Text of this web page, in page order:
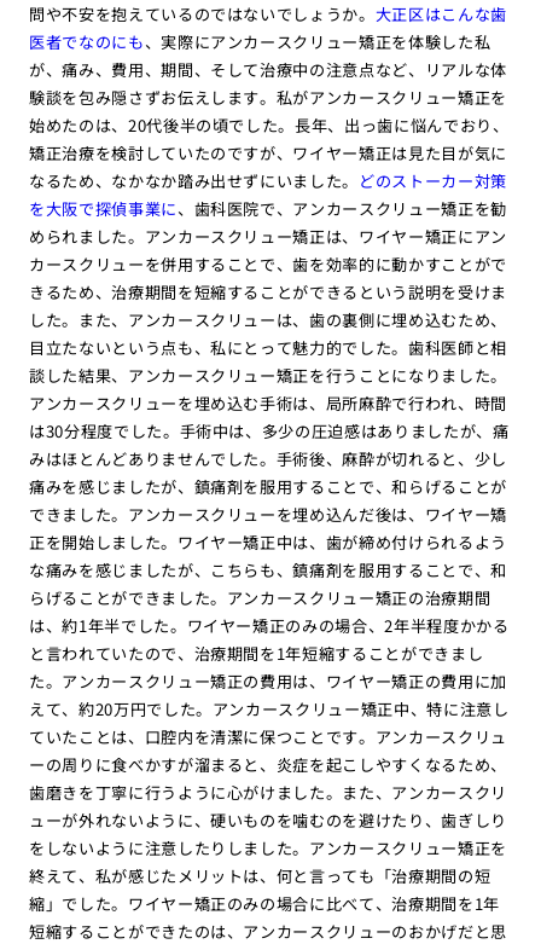
問や不安を抱えているのではないでしょうか。 大正区はこんな歯
医者でなのにも、実際にアンカースクリュー矯正を体験した私
が、痛み、費用、期間、そして治療中の注意点など、リアルな体
験談を包み隠さずお伝えします。私がアンカースクリュー矯正を
始めたのは、20代後半の頃でした。長年、出っ歯に悩んでおり、
矯正治療を検討していたのですが、ワイヤー矯正は見た目が気に
なるため、なかなか踏み出せずにいました。 どのストーカー対策
を大阪で探偵事業に、歯科医院で、アンカースクリュー矯正を勧
められました。アンカースクリュー矯正は、ワイヤー矯正にアン
カースクリューを併用することで、歯を効率的に動かすことがで
きるため、治療期間を短縮することができるという説明を受けま
した。また、アンカースクリューは、歯の裏側に埋め込むため、
目立たないという点も、私にとって魅力的でした。歯科医師と相
談した結果、アンカースクリュー矯正を行うことになりました。
アンカースクリューを埋め込む手術は、局所麻酔で行われ、時間
は30分程度でした。手術中は、多少の圧迫感はありましたが、痛
みはほとんどありませんでした。手術後、麻酔が切れると、少し
痛みを感じましたが、鎮痛剤を服用することで、和らげることが
できました。アンカースクリューを埋め込んだ後は、ワイヤー矯
正を開始しました。ワイヤー矯正中は、歯が締め付けられるよう
な痛みを感じましたが、こちらも、鎮痛剤を服用することで、和
らげることができました。アンカースクリュー矯正の治療期間
は、約1年半でした。ワイヤー矯正のみの場合、2年半程度かかる
と言われていたので、治療期間を1年短縮することができまし
た。アンカースクリュー矯正の費用は、ワイヤー矯正の費用に加
えて、約20万円でした。アンカースクリュー矯正中、特に注意し
ていたことは、口腔内を清潔に保つことです。アンカースクリュ
ーの周りに食べかすが溜まると、炎症を起こしやすくなるため、
歯磨きを丁寧に行うように心がけました。また、アンカースクリ
ューが外れないように、硬いものを噛むのを避けたり、歯ぎしり
をしないように注意したりしました。アンカースクリュー矯正を
終えて、私が感じたメリットは、何と言っても「治療期間の短
縮」でした。ワイヤー矯正のみの場合に比べて、治療期間を1年
短縮することができたのは、アンカースクリューのおかげだと思